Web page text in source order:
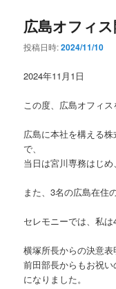
広島オフィ
投稿日時:2024/11/10
2024年11月1日
この度、広島オフィス
広島に本社を構える
で、
当日は宮川専務はじめ
また、3名の広島在住
セレモニーでは、私は
横塚所長からの決意表
前田部長からもお祝
になりました。